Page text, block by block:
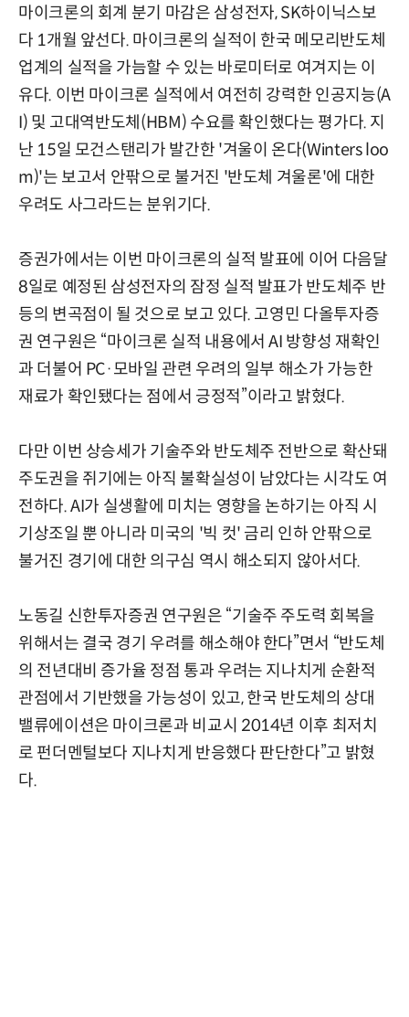
마이크론의 회계 분기 마감은 삼성전자, SK하이닉스보
다 1개월 앞선다. 마이크론의 실적이 한국 메모리반도체
업계의 실적을 가늠할 수 있는 바로미터로 여겨지는 이
유다. 이번 마이크론 실적에서 여전히 강력한 인공지능(A
I) 및 고대역반도체(HBM) 수요를 확인했다는 평가다. 지
난 15일 모건스탠리가 발간한 '겨울이 온다(Winters loo
m)'는 보고서 안팎으로 불거진 '반도체 겨울론'에 대한
우려도 사그라드는 분위기다.
증권가에서는 이번 마이크론의 실적 발표에 이어 다음달
8일로 예정된 삼성전자의 잠정 실적 발표가 반도체주 반
등의 변곡점이 될 것으로 보고 있다. 고영민 다올투자증
권 연구원은 “마이크론 실적 내용에서 AI 방향성 재확인
과 더불어 PC·모바일 관련 우려의 일부 해소가 가능한
재료가 확인됐다는 점에서 긍정적”이라고 밝혔다.
다만 이번 상승세가 기술주와 반도체주 전반으로 확산돼
주도권을 쥐기에는 아직 불확실성이 남았다는 시각도 여
전하다. AI가 실생활에 미치는 영향을 논하기는 아직 시
기상조일 뿐 아니라 미국의 '빅 컷' 금리 인하 안팎으로
불거진 경기에 대한 의구심 역시 해소되지 않아서다.
노동길 신한투자증권 연구원은 “기술주 주도력 회복을
위해서는 결국 경기 우려를 해소해야 한다”면서 “반도체
의 전년대비 증가율 정점 통과 우려는 지나치게 순환적
관점에서 기반했을 가능성이 있고, 한국 반도체의 상대
밸류에이션은 마이크론과 비교시 2014년 이후 최저치
로 펀더멘털보다 지나치게 반응했다 판단한다”고 밝혔
다.